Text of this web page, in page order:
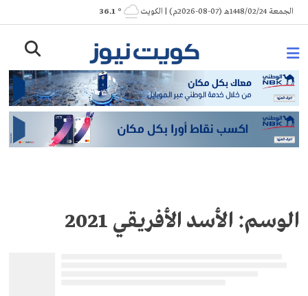
Skip
to
الجمعة 1448/02/24هـ (07-08-2026م) | الكويت ° 36.1
الوسم: الأسد الأفريقي 2021